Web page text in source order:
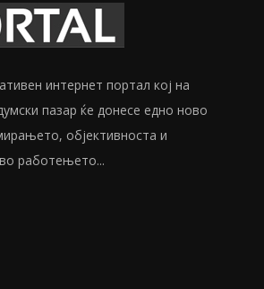
интернет портал кој на
пазар ќе донесе едно ново
објективноста и
работењето...